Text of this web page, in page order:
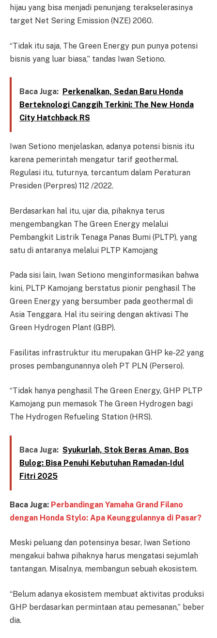
hijau yang bisa menjadi penunjang terakselerasinya
target Net Sering Emission (NZE) 2060.
“Tidak itu saja, The Green Energy pun punya potensi
bisnis yang luar biasa,” tandas Iwan Setiono.
Baca Juga: Perkenalkan, Sedan Baru Honda
Berteknologi Canggih Terkini: The New Honda
City Hatchback RS
Iwan Setiono menjelaskan, adanya potensi bisnis itu
karena pemerintah mengatur tarif geothermal.
Regulasi itu, tuturnya, tercantum dalam Peraturan
Presiden (Perpres) 112 /2022.
Berdasarkan hal itu, ujar dia, pihaknya terus
mengembangkan The Green Energy melalui
Pembangkit Listrik Tenaga Panas Bumi (PLTP), yang
satu di antaranya melalui PLTP Kamojang
Pada sisi lain, Iwan Setiono menginformasikan bahwa
kini, PLTP Kamojang berstatus pionir penghasil The
Green Energy yang bersumber pada geothermal di
Asia Tenggara. Hal itu seiring dengan aktivasi The
Green Hydrogen Plant (GBP).
Fasilitas infrastruktur itu merupakan GHP ke-22 yang
proses pembangunannya oleh PT PLN (Persero).
“Tidak hanya penghasil The Green Energy, GHP PLTP
Kamojang pun memasok The Green Hydrogen bagi
The Hydrogen Refueling Station (HRS).
Baca Juga: Syukurlah, Stok Beras Aman, Bos
Bulog: Bisa Penuhi Kebutuhan Ramadan-Idul
Fitri 2025
Baca Juga: Perbandingan Yamaha Grand Filano
dengan Honda Stylo: Apa Keunggulannya di Pasar?
Meski peluang dan potensinya besar, Iwan Setiono
mengakui bahwa pihaknya harus mengatasi sejumlah
tantangan. Misalnya, membangun sebuah ekosistem.
“Belum adanya ekosistem membuat aktivitas produksi
GHP berdasarkan permintaan atau pemesanan,” beber
dia.